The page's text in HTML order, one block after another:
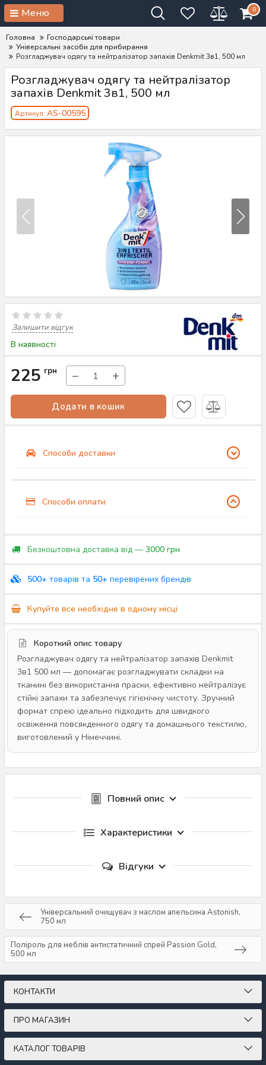
Меню 0
Головна
Господарські товари
Універсальні засоби для прибирання
Розгладжувач одягу та нейтралізатор запахів Denkmit 3в1, 500 мл
Розгладжувач одягу та нейтралізатор
запахів Denkmit 3в1, 500 мл
Артикул: AS-00595
Залишити відгук
В наявності
225 грн − +
Додати в кошик
Способи доставки
Способи оплати
Безкоштовна доставка від — 3000 грн
500+ товарів та 50+ перевірених брендів
Купуйте все необхідне в одному місці
Короткий опис товару
Розгладжувач одягу та нейтралізатор запахів Denkmit
3в1 500 мл — допомагає розгладжувати складки на
тканині без використання праски, ефективно нейтралізує
стійкі запахи та забезпечує гігієнічну чистоту. Зручний
формат спрею ідеально підходить для швидкого
освіження повсякденного одягу та домашнього текстилю,
виготовлений у Німеччині.
Повний опис
Характеристики
Відгуки
Універсальний очищувач з маслом апельсина Astonish,
750 мл
Поліроль для меблів антистатичний спрей Passion Gold,
500 мл
КОНТАКТИ
ПРО МАГАЗИН
КАТАЛОГ ТОВАРІВ